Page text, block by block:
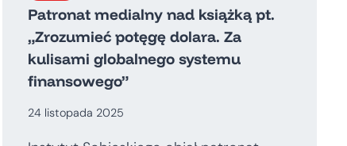
Patronat medialny nad książką pt.
„Zrozumieć potęgę dolara. Za
kulisami globalnego systemu
finansowego”
24 listopada 2025